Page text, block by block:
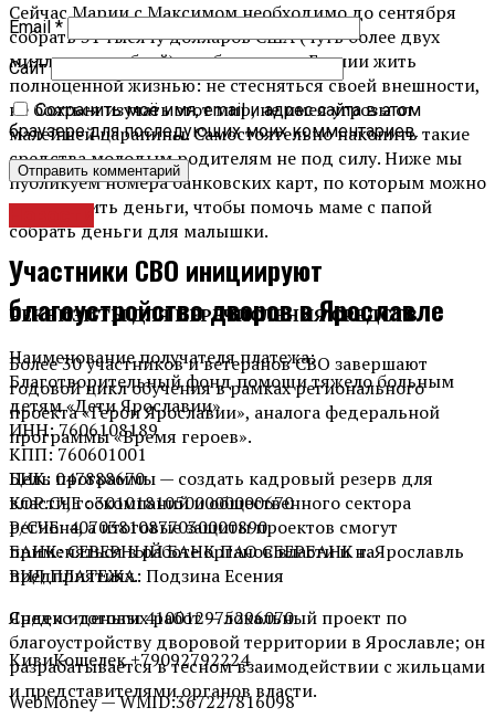
Сейчас Марии с Максимом необходимо до сентября
собрать 31 тысячу долларов США (чуть более двух
миллионов рублей), чтобы помочь Есении жить
полноценной жизнью: не стесняться своей внешности,
не бояться изучать этот мир, не имея угрозы от
малейшей царапины. Самостоятельно накопить такие
средства молодым родителям не под силу. Ниже мы
публикуем номера банковских карт, по которым можно
перечислить деньги, чтобы помочь маме с папой
собрать деньги для малышки.
РЕКВИЗИТЫ ДЛЯ ПЕРЕЧИСЛЕНИЯ СРЕДСТВ
Наименование получателя платежа:
Благотворительный фонд помощи тяжело больным
детям «Дети Ярославии»
ИНН: 7606108189
КПП: 760601001
БИК: 047888670
КОР.СЧЕ : 30101810500000000670
Р/СЧЕ: 40703810877030000890
БАНК: СЕВЕРНЫЙ БАНК ПАО СБЕРБАНК г. Ярославль
ВИД ПЛАТЕЖА: Подзина Есения
Яндекс-деньги 410012975296070
КивиКошелек +79092792224
WebMoney — WMID:367227816098
Email *
Сайт
Сохранить моё имя, email и адрес сайта в этом
браузере для последующих моих комментариев.
Участники СВО инициируют
благоустройство дворов в Ярославле
Более 30 участников и ветеранов СВО завершают
годовой цикл обучения в рамках регионального
проекта «Герои Ярославии», аналога федеральной
программы «Время героев».
Цель программы — создать кадровый резерв для
власти, госкомпаний и общественного сектора
региона, а итоговые защиты проектов смогут
применяться в работе органов власти и на
предприятиях.
Среди итоговых работ — локальный проект по
благоустройству дворовой территории в Ярославле; он
разрабатывается в тесном взаимодействии с жильцами
и представителями органов власти.